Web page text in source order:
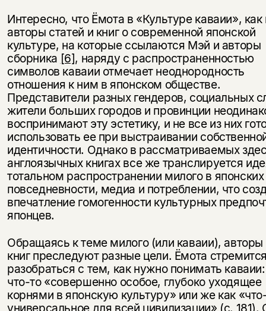
Интересно, что Ёмота в «Культуре каваии», как
авторы статей и книг о современной японской
культуре, на которые ссылаются Мэй и авторы
сборника [6], наряду с распространенностью
символов каваии отмечает неоднородность
отношения к ним в японском обществе.
Представители разных гендеров, социальных
жители больших городов и провинции
воспринимают эту эстетику, и не все из них
использовать ее при выстраивании
идентичности. Однако в рассматриваемых
англоязычных книгах все же транслируется
тотальном распространении милого в японских
повседневности, медиа и потреблении, что
впечатление гомогенности культурных
японцев.
Обращаясь к теме милого (или каваии), авторы
книг преследуют разные цели. Ёмота
разобраться с тем, как нужно понимать
что-то «совершенно особое, глубоко уходящее
корнями в японскую культуру» или же как
универсальное для всей цивилизации» (с. 181).